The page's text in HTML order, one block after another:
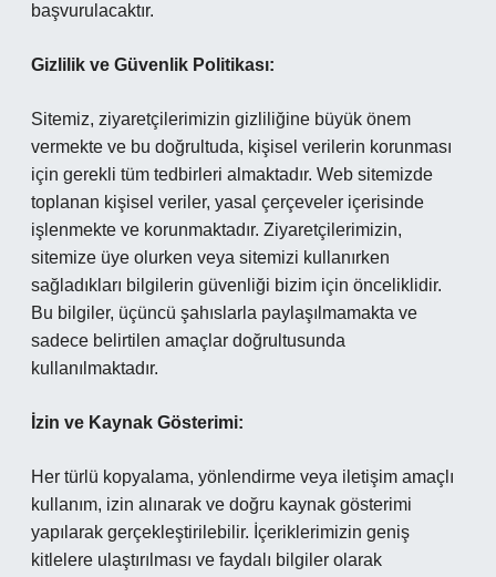
başvurulacaktır.
Gizlilik ve Güvenlik Politikası:
Sitemiz, ziyaretçilerimizin gizliliğine büyük önem
vermekte ve bu doğrultuda, kişisel verilerin korunması
için gerekli tüm tedbirleri almaktadır. Web sitemizde
toplanan kişisel veriler, yasal çerçeveler içerisinde
işlenmekte ve korunmaktadır. Ziyaretçilerimizin,
sitemize üye olurken veya sitemizi kullanırken
sağladıkları bilgilerin güvenliği bizim için önceliklidir.
Bu bilgiler, üçüncü şahıslarla paylaşılmamakta ve
sadece belirtilen amaçlar doğrultusunda
kullanılmaktadır.
İzin ve Kaynak Gösterimi:
Her türlü kopyalama, yönlendirme veya iletişim amaçlı
kullanım, izin alınarak ve doğru kaynak gösterimi
yapılarak gerçekleştirilebilir. İçeriklerimizin geniş
kitlelere ulaştırılması ve faydalı bilgiler olarak